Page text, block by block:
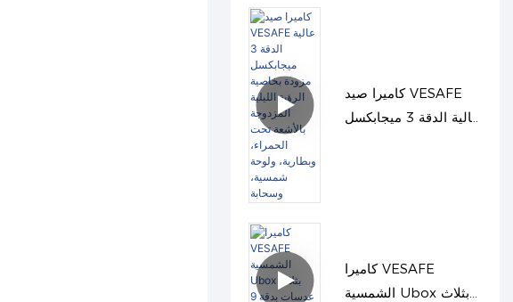
كاميرا صيد VESAFE
عالية الدقة 3 ميجابكسل
كاميرا VESAFE
الشمسية Ubox بثلاث